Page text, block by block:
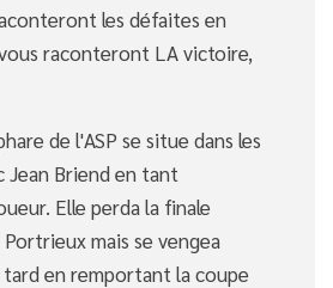
les défaites en
raconteront LA victoire,
de l'ASP se situe dans les
Jean Briend en tant
Elle perda la finale
mais se vengea
en remportant la coupe